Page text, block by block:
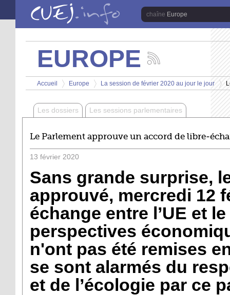
Aller au contenu principal
Europe
EUROPE
les
actualités
de
chaîne
Europe
Vous êtes ici
Accueil
>
Europe
>
La session de février 2020 au jour le jour
>
Les dossiers Les sessions parlementaires
Le Parlement approuve un accord de libre-
13 février 2020
Sans grande surprise,
approuvé, mercredi 12
échange entre l’UE et
perspectives
n'ont pas été remises
se sont alarmés du
et de l’écologie par ce